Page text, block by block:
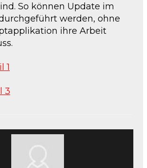
So können Update im
werden, ohne
ihre Arbeit
1
3